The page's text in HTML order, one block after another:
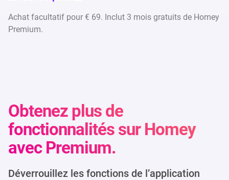
Achat facultatif pour € 69. Inclut 3 mois gratuits de Homey
Premium.
Obtenez plus de
fonctionnalités sur Homey
avec Premium.
Déverrouillez les fonctions de l’application